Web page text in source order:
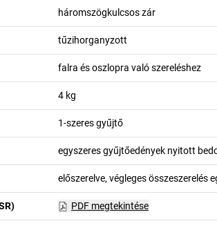
háromszögkulcsos zár
tűzihorganyzott
falra és oszlopra való szereléshez
4 kg
1-szeres gyűjtő
egyszeres gyűjtőedények nyitott
előszerelve, végleges összeszerelés
PDF megtekintése